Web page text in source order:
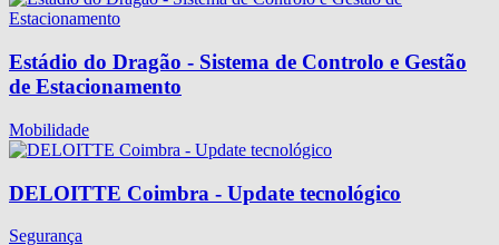
Estádio do Dragão - Sistema de Controlo e Gestão
de Estacionamento
Mobilidade
DELOITTE Coimbra - Update tecnológico
Segurança